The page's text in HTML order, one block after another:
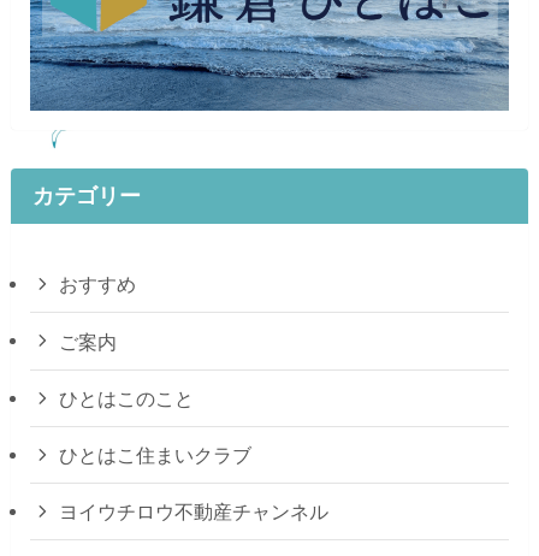
カテゴリー
おすすめ
ご案内
ひとはこのこと
ひとはこ住まいクラブ
ヨイウチロウ不動産チャンネル